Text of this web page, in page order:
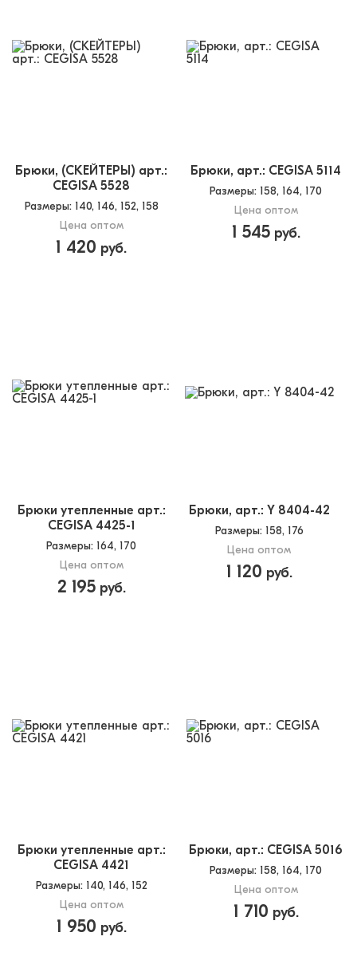
Брюки, (СКЕЙТЕРЫ) арт.:
CEGISA 5528
Размеры: 140, 146, 152, 158
Цена оптом
1 420 руб.
Брюки, арт.: CEGISA 5114
Размеры: 158, 164, 170
Цена оптом
1 545руб.
Брюки утепленные арт.:
CEGISA 4425-1
Размеры: 164, 170
Цена оптом
2 195руб.
Брюки, арт.: Y 8404-42
Размеры: 158, 176
Цена оптом
1 120 руб.
Брюки утепленные арт.:
CEGISA 4421
Размеры: 140, 146, 152
Цена оптом
1 950 руб.
Брюки, арт.: CEGISA 5016
Размеры: 158, 164, 170
Цена оптом
1 710 руб.